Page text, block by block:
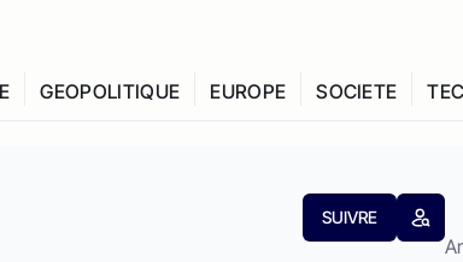
GEOPOLITIQUE EUROPE SOCIETE
SUIVRE